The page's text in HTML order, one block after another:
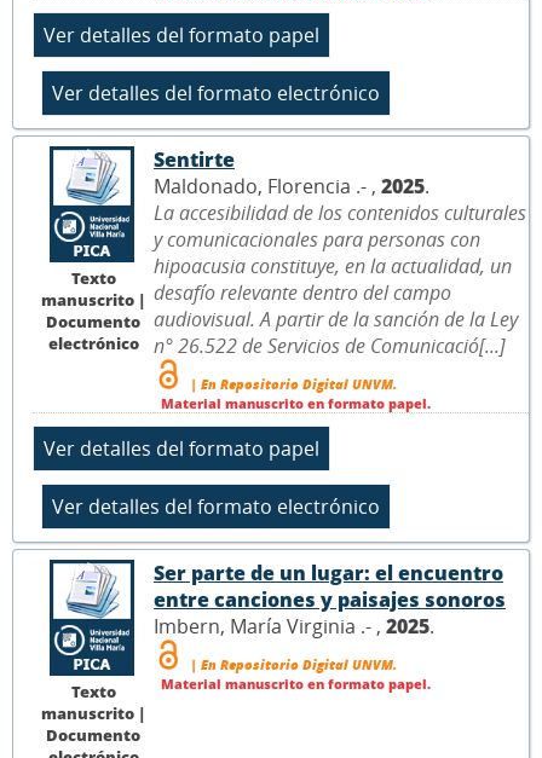
Texto
manuscrito |
Documento
electrónico
Sentirte
Maldonado, Florencia .- , 2025.
La accesibilidad de los contenidos culturales
y comunicacionales para personas con
hipoacusia constituye, en la actualidad, un
desafío relevante dentro del campo
audiovisual. A partir de la sanción de la Ley
n° 26.522 de Servicios de Comunicació[...]
| En Repositorio Digital UNVM.
Material manuscrito en formato papel.
Texto
manuscrito |
Documento
Ser parte de un lugar: el encuentro
entre canciones y paisajes sonoros
Imbern, María Virginia .- , 2025.
| En Repositorio Digital UNVM.
Material manuscrito en formato papel.